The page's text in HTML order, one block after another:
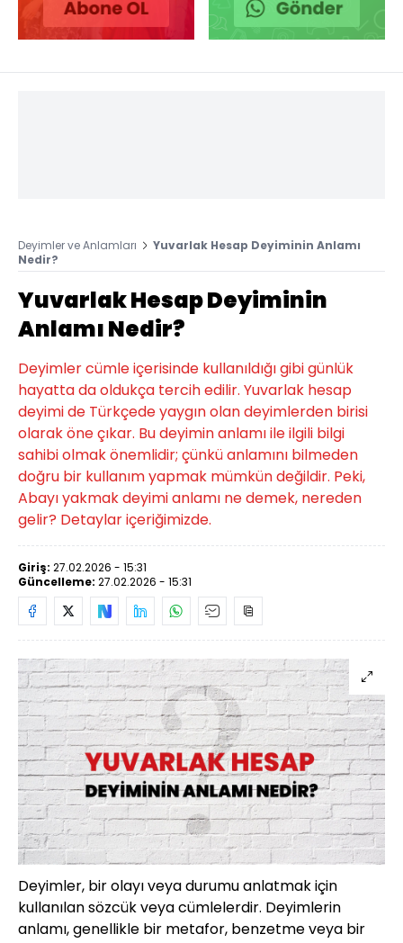
Deyimler ve Anlamları
Yuvarlak Hesap Deyiminin Anlamı
Nedir?
Yuvarlak Hesap Deyiminin
Anlamı Nedir?
Deyimler cümle içerisinde kullanıldığı gibi günlük
hayatta da oldukça tercih edilir. Yuvarlak hesap
deyimi de Türkçede yaygın olan deyimlerden birisi
olarak öne çıkar. Bu deyimin anlamı ile ilgili bilgi
sahibi olmak önemlidir; çünkü anlamını bilmeden
doğru bir kullanım yapmak mümkün değildir. Peki,
Abayı yakmak deyimi anlamı ne demek, nereden
gelir? Detaylar içeriğimizde.
Giriş: 27.02.2026 - 15:31
Güncelleme: 27.02.2026 - 15:31
Deyimler, bir olayı veya durumu anlatmak için
kullanılan sözcük veya cümlelerdir. Deyimlerin
anlamı, genellikle bir metafor, benzetme veya bir